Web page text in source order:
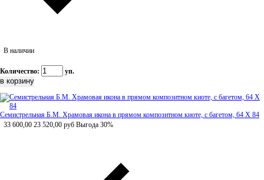
В наличии
Количество: уп.
Семистрельная Б.М. Храмовая икона в прямом композитном киоте, с багетом, 64 Х 84
33 600,00 23 520,00 руб Выгода 30%